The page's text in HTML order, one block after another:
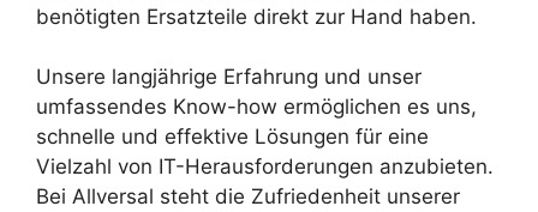
benötigten Ersatzteile direkt zur Hand haben.
Unsere langjährige Erfahrung und unser
umfassendes Know-how ermöglichen es uns,
schnelle und effektive Lösungen für eine
Vielzahl von IT-Herausforderungen anzubieten.
Bei Allversal steht die Zufriedenheit unserer